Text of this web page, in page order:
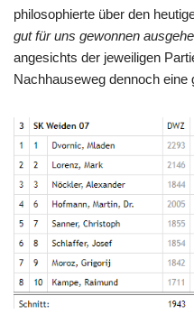
philosophierte über den
gut für uns gewonnen
angesichts der jeweiligen
Nachhauseweg dennoch